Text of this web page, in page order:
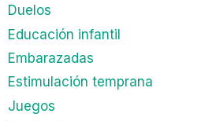
Duelos
Educación infantil
Embarazadas
Estimulación temprana
Juegos